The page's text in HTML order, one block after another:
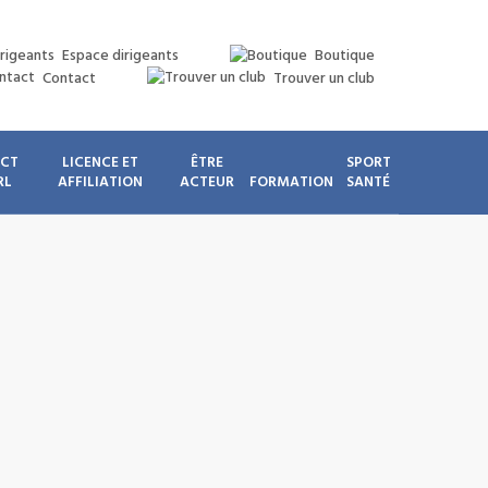
Espace dirigeants
Boutique
Contact
Trouver un club
LICENCE ET
AFFILIATION
ÊTRE
ACTEUR
FORMATION
SPORT
SANTÉ